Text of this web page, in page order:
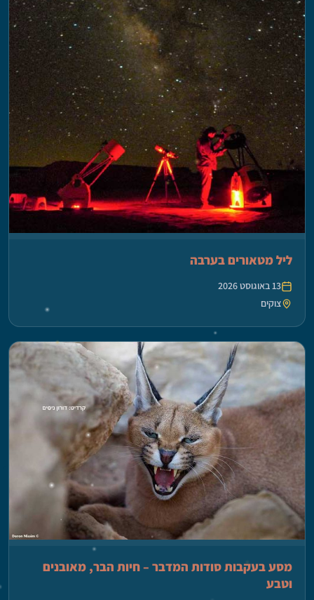
ליל מטאורים בערבה
13 באוגוסט 2026
צוקים
מסע בעקבות סודות המדבר – חיות הבר, מאובנים
וטבע